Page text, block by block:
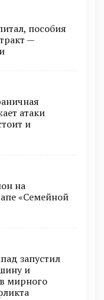
пособия
—
атаки
и
на
«Семейной
запустил
и
мирного